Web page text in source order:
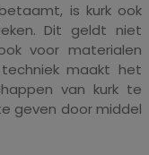
is kurk ook
Dit geldt niet
voor materialen
techniek maakt het
van kurk te
geven door middel